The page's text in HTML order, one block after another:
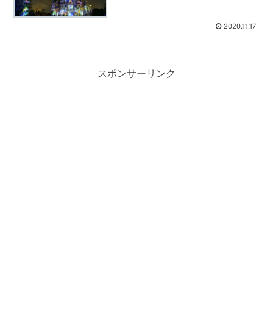
2020.11.17
スポンサーリンク